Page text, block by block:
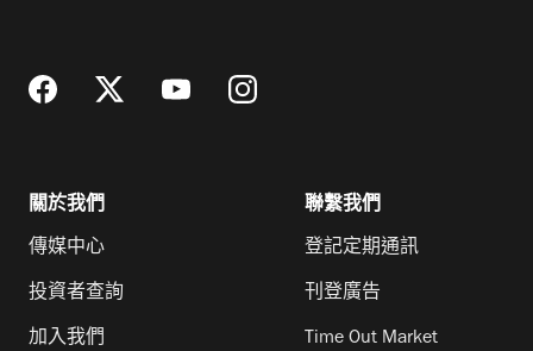
關於我們
傳媒中心
投資者查詢
加入我們
聯繫我們
登記定期通訊
刊登廣告
Time Out Market